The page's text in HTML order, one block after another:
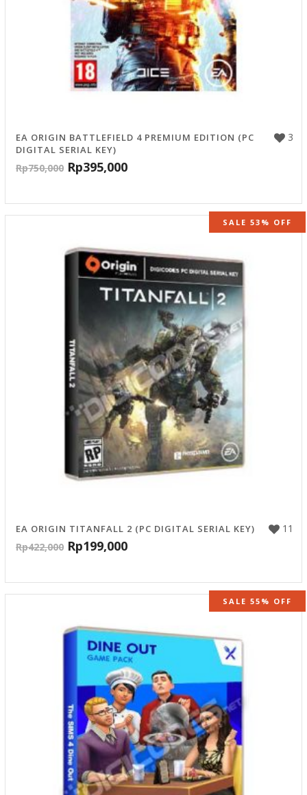
3
EA ORIGIN BATTLEFIELD 4 PREMIUM EDITION (PC
DIGITAL SERIAL KEY)
Rp750,000 Rp395,000
SALE 53% OFF
11
EA ORIGIN TITANFALL 2 (PC DIGITAL SERIAL KEY)
Rp422,000 Rp199,000
SALE 55% OFF